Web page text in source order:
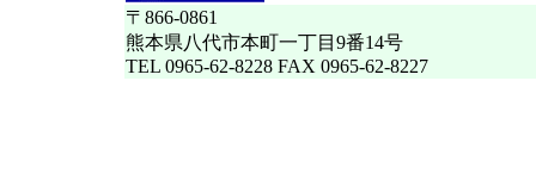
〒866-0861
熊本県八代市本町一丁目9番14号
TEL 0965-62-8228 FAX 0965-62-8227